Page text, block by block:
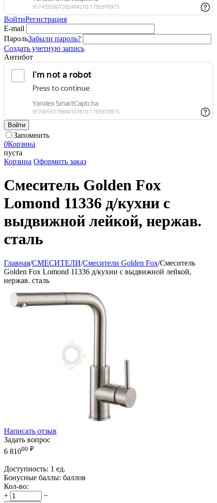
ВойтиРегистрация
E-mail
ПарольЗабыли пароль?
Создать учетную запись
Антибот
Войти
Запомнить
0Корзина
пуста
Корзина Оформить заказ
Смеситель Golden Fox
Lomond 11336 д/кухни с
выдвижной лейкой, нержав.
сталь
Главная/СМЕСИТЕЛИ/Смесители Golden Fox/Смеситель
Golden Fox Lomond 11336 д/кухни с выдвижной лейкой,
нержав. сталь
Написать отзыв
Задать вопрос
6 81000 ₽
Доступность: 1 ед.
Бонусные баллы: баллов
Кол-во:
+
−